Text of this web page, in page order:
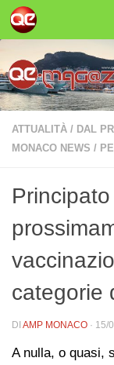
Salta al contenuto
ATTUALITÀ / DAL
MONACO NEWS /
categorie
DI AMP MONACO · 15/
A nulla, o quasi,